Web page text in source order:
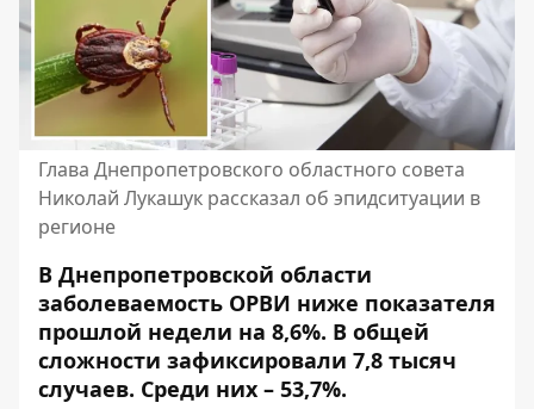
Глава Днепропетровского областного совета
Николай Лукашук рассказал об эпидситуации в
регионе
В Днепропетровской области
заболеваемость ОРВИ ниже показателя
прошлой недели на 8,6%. В общей
сложности зафиксировали 7,8 тысяч
случаев. Среди них – 53,7%.